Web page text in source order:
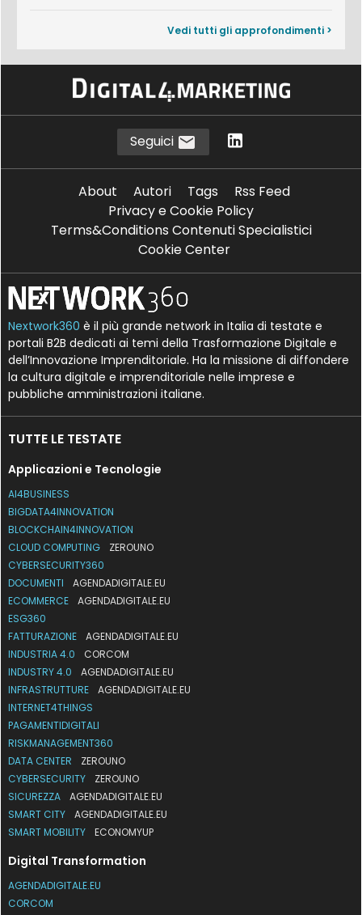
Vedi tutti gli approfondimenti >
Seguici
About Autori Tags
Rss Feed
Privacy e Cookie Policy
Terms&Conditions Contenuti Specialistici
Cookie Center
Nextwork360 è il più grande network in Italia di testate e
portali B2B dedicati ai temi della Trasformazione Digitale e
dell’Innovazione Imprenditoriale. Ha la missione di diffondere
la cultura digitale e imprenditoriale nelle imprese e
pubbliche amministrazioni italiane.
TUTTE LE TESTATE
Applicazioni e Tecnologie
AI4BUSINESS
BIGDATA4INNOVATION
BLOCKCHAIN4INNOVATION
CLOUD COMPUTING
ZEROUNO
CYBERSECURITY360
DOCUMENTI
AGENDADIGITALE.EU
ECOMMERCE
AGENDADIGITALE.EU
ESG360
FATTURAZIONE
AGENDADIGITALE.EU
INDUSTRIA 4.0
CORCOM
INDUSTRY 4.0
AGENDADIGITALE.EU
INFRASTRUTTURE
AGENDADIGITALE.EU
INTERNET4THINGS
PAGAMENTIDIGITALI
RISKMANAGEMENT360
DATA CENTER
ZEROUNO
CYBERSECURITY
ZEROUNO
SICUREZZA
AGENDADIGITALE.EU
SMART CITY
AGENDADIGITALE.EU
SMART MOBILITY
ECONOMYUP
Digital Transformation
AGENDADIGITALE.EU
CORCOM